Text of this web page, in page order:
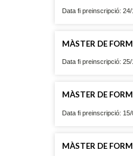
Data fi preinscripció:
MÀSTER DE
Data fi preinscripció:
MÀSTER DE
Data fi preinscripció:
MÀSTER DE